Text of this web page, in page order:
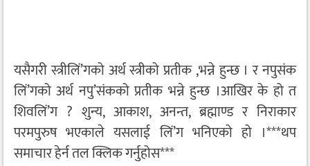
यसैगरी स्त्रीलिं’गको अर्थ स्त्रीको प्रतीक ,भन्ने हुन्छ । र नपुसंक
लिं’गको अर्थ नपु’संकको प्रतीक भन्ने हुन्छ ।आखिर के हो त
शिवलिं’ग ? शुन्य, आकाश, अनन्त, ब्रह्माण्ड र निराकार
परमपुरुष भएकाले यसलाई लिं’ग भनिएको हो ।***थप
समाचार हेर्न तल क्लिक गर्नुहोस***